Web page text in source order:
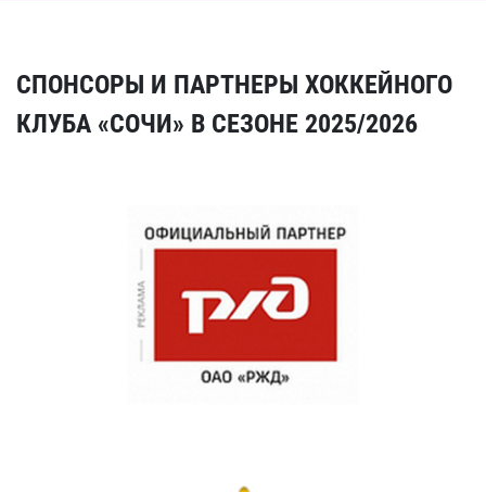
СПОНСОРЫ И ПАРТНЕРЫ ХОККЕЙНОГО
КЛУБА «СОЧИ» В СЕЗОНЕ 2025/2026